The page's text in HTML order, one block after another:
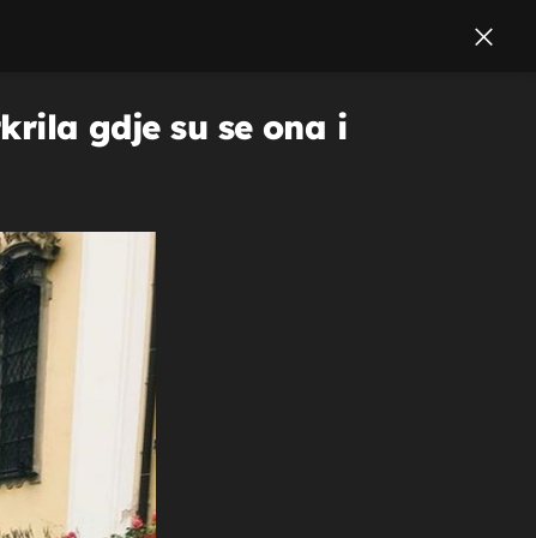
gdje su se ona i